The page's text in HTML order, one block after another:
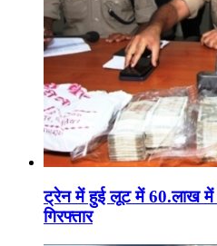
ट्रेन में हुई लूट में 60.लाख
गिरफ्तार